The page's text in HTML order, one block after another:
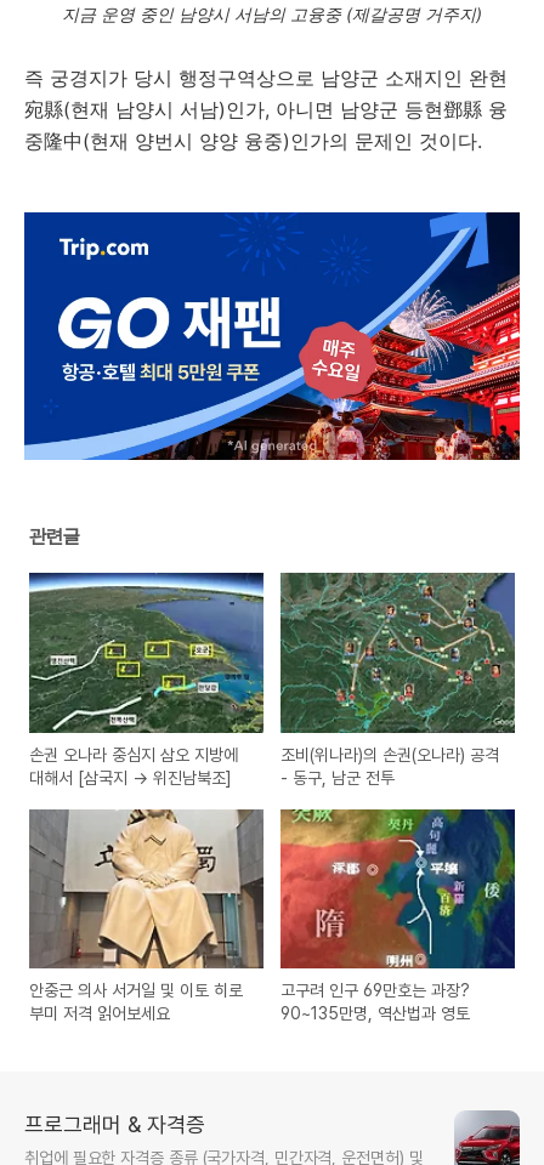
지금 운영 중인 남양시 서남의 고융중 (제갈공명 거주지)
즉 궁경지가 당시 행정구역상으로 남양군 소재지인 완현
宛縣(현재 남양시 서남)인가, 아니면 남양군 등현鄧縣 융
중隆中(현재 양번시 양양 융중)인가의 문제인 것이다.
관련글
손권 오나라 중심지 삼오 지방에
대해서 [삼국지 -> 위진남북조]
조비(위나라)의 손권(오나라) 공격
- 동구, 남군 전투
안중근 의사 서거일 및 이토 히로
부미 저격 읽어보세요
고구려 인구 69만호는 과장?
90~135만명, 역산법과 영토
프로그래머 & 자격증
취업에 필요한 자격증 종류 (국가자격, 민간자격, 운전면허) 및